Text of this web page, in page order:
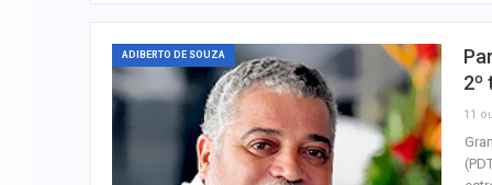
ADIBERTO DE SOUZA
2º
11